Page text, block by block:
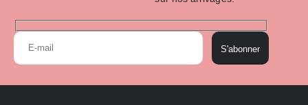
S'abonner